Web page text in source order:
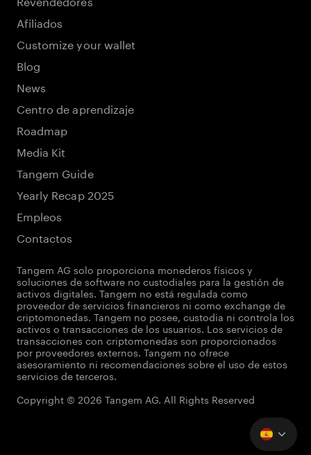
Afiliados
Customize your wallet
Blog
News
Centro de aprendizaje
Roadmap
Media Kit
Tangem Guide
Yearly Recap 2025
Empleos
Contactos
Tangem AG solo proporciona monederos físicos y
soluciones de software no custodiales para la gestión de
activos digitales. Tangem no está regulada como
proveedor de servicios financieros ni como exchange de
criptomonedas. Tangem no posee, custodia ni controla los
activos o transacciones de los usuarios. Los servicios de
transacciones con criptomonedas son proporcionados
por proveedores externos. Tangem no ofrece
asesoramiento ni recomendaciones sobre el uso de estos
servicios de terceros.